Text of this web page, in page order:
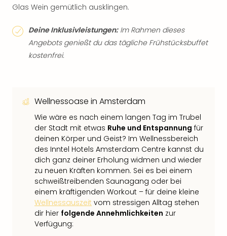
Glas Wein gemütlich ausklingen.
Deine Inklusivleistungen:Im Rahmen dieses
Angebots genießt du das tägliche Frühstücksbuffet
kostenfrei.
Wellnessoase in Amsterdam
Wie wäre es nach einem langen Tag im Trubel
der Stadt mit etwas Ruhe und Entspannung für
deinen Körper und Geist? Im Wellnessbereich
des Inntel Hotels Amsterdam Centre kannst du
dich ganz deiner Erholung widmen und wieder
zu neuen Kräften kommen. Sei es bei einem
schweißtreibenden Saunagang oder bei
einem kräftigenden Workout – für deine kleine
Wellnessauszeit vom stressigen Alltag stehen
dir hier folgende Annehmlichkeiten zur
Verfügung: